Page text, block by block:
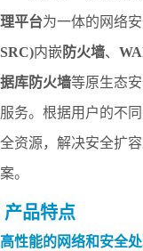
理平台为一体的网络
SRC)内嵌 防火墙、
据库防火墙等原生态
服务。根据用户的不
全资源，解决安全扩
案。
产品特点
高性能的网络和安全